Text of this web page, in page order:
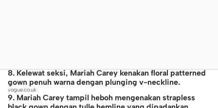
8. Kelewat seksi, Mariah Carey kenakan floral patterned
gown penuh warna dengan plunging v-neckline.
vogue.co.uk
9. Mariah Carey tampil heboh mengenakan strapless